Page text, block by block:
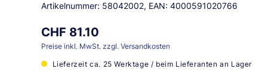
Artikelnummer: 58042002, EAN: 4000591020766
CHF 81.10
Preise inkl. MwSt. zzgl. Versandkosten
Lieferzeit ca. 25 Werktage / beim Lieferanten an Lager